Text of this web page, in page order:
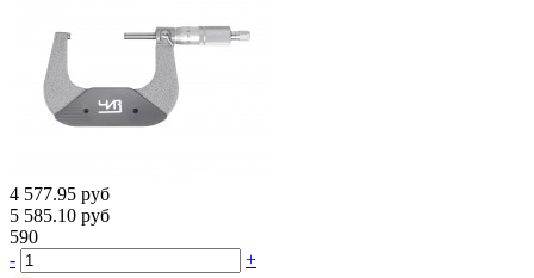
4 577.95 руб
5 585.10 руб
590
-
+